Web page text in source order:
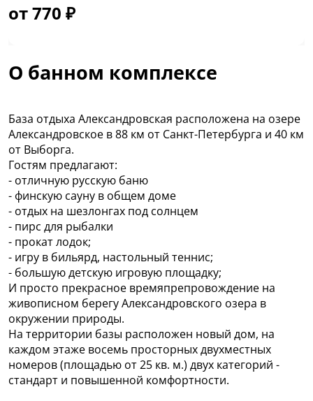
от770 ₽
О банном комплексе
База отдыха Александровская расположена на озере
Александровское в 88 км от Санкт-Петербурга и 40 км
от Выборга.
Гостям предлагают:
- отличную русскую баню
- финскую сауну в общем доме
- отдых на шезлонгах под солнцем
- пирс для рыбалки
- прокат лодок;
- игру в бильярд, настольный теннис;
- большую детскую игровую площадку;
И просто прекрасное времяпрепровождение на
живописном берегу Александровского озера в
окружении природы.
На территории базы расположен новый дом, на
каждом этаже восемь просторных двухместных
номеров (площадью от 25 кв. м.) двух категорий -
стандарт и повышенной комфортности.